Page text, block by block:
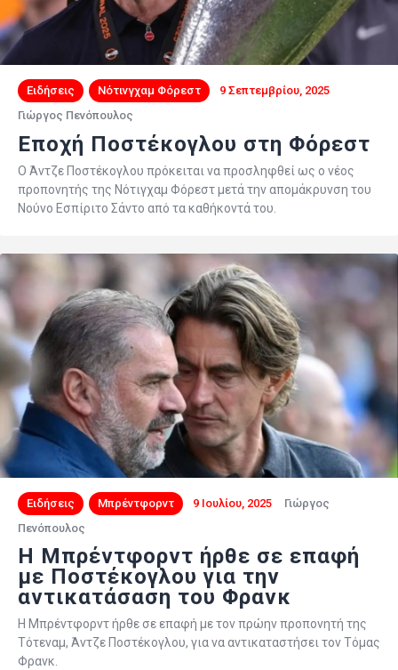
Ειδήσεις Νότινγχαμ Φόρεστ
9 Σεπτεμβρίου, 2025
Γιώργος Πενόπουλος
Εποχή Ποστέκογλου στη Φόρεστ
Ο Άντζε Ποστέκογλου πρόκειται να προσληφθεί ως ο νέος
προπονητής της Νότιγχαμ Φόρεστ μετά την απομάκρυνση του
Νούνο Εσπίριτο Σάντο από τα καθήκοντά του.
Ειδήσεις Μπρέντφορντ 9 Ιουλίου, 2025
Γιώργος
Πενόπουλος
Η Μπρέντφορντ ήρθε σε επαφή
με Ποστέκογλου για την
αντικατάσαση του Φρανκ
Η Μπρέντφορντ ήρθε σε επαφή με τον πρώην προπονητή της
Τότεναμ, Άντζε Ποστέκογλου, για να αντικαταστήσει τον Τόμας
Φρανκ.